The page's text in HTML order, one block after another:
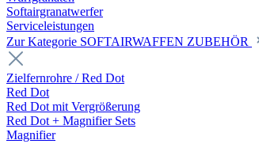
Softairgranatwerfer
Serviceleistungen
Zur Kategorie SOFTAIRWAFFEN ZUBEHÖR
Zielfernrohre / Red Dot
Red Dot
Red Dot mit Vergrößerung
Red Dot + Magnifier Sets
Magnifier